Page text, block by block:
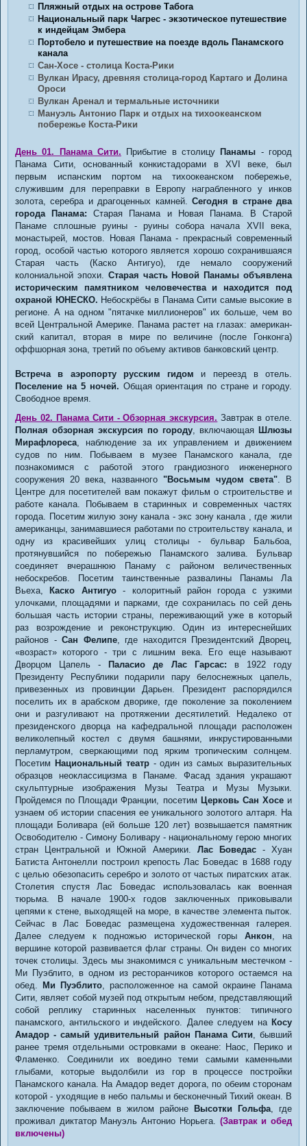
Пляжный отдых на острове Табога
Национальный парк Чагрес - экзотическое путешествие
к индейцам Эмбера
Портобело и путешествие на поезде вдоль Панамского
канала
Сан-Хосе - столица Коста-Рики
Вулкан Ирасу, древняя столица-город Картаго и Долина
Ороси
Вулкан Аренал и термальные источники
Мануэль Антонио Парк и отдых на тихоокеанском
побережье Коста-Рики
День 01. Панама Сити. Прибытие в столицу Панамы - город
Панама Сити, основанный конкистадорами в XVI веке, был
первым испанским портом на тихоокеанском побережье,
служившим для переправки в Европу награбленного у инков
золота, серебра и драгоценных камней. Сегодня в стране два
города Панама: Старая Панама и Новая Панама. В Старой
Панаме сплошные руины - руины собора начала XVII века,
монастырей, мостов. Новая Панама - прекрасный современный
город, особой частью которого является хорошо сохранившаяся
Старая часть (Каско Антигуо), где немало сооружений
колониальной эпохи. Старая часть Новой Панамы объявлена
историческим памятником человечества и находится под
охраной ЮНЕСКО. Небоскрёбы в Панама Сити самые высокие в
регионе. А на одном "пятачке миллионеров" их больше, чем во
всей Центральной Америке. Панама растет на глазах: американ-
ский капитал, вторая в мире по величине (после Гонконга)
оффшорная зона, третий по объему активов банковский центр.
Встреча в аэропорту русским гидом и переезд в отель.
Поселение на 5 ночей. Общая ориентация по стране и городу.
Свободное время.
День 02. Панама Сити - Обзорная экскурсия. Завтрак в отеле.
Полная обзорная экскурсия по городу , включающая Шлюзы
Мирафлореса , наблюдение за их управлением и движением
судов по ним. Побываем в музее Панамского канала, где
познакомимся с работой этого грандиозного инженерного
сооружения 20 века, названного "Восьмым чудом света" . В
Центре для посетителей вам покажут фильм о строительстве и
работе канала. Побываем в старинных и современных частях
города. Посетим жилую зону канала - экс зону канала , где жили
американцы, занимавшиеся работами по строительству канала, и
одну из красивейших улиц столицы - бульвар Бальбоа,
протянувшийся по побережью Панамского залива. Бульвар
соединяет вчерашнюю Панаму с районом величественных
небоскребов. Посетим таинственные развалины Панамы Ла
Вьеха,
Каско Антигуо- колоритный район города с узкими
улочками, площадями и парками, где сохранилась по сей день
большая часть истории страны, переживающий уже в который
раз возрождение и реконструкцию. Один из интереснейших
районов -Сан Фелипе, где находится Президентский Дворец,
«возраст» которого - три с лишним века. Его еще называют
Дворцом Цапель -
Паласио де Лас Гарсас: в 1922 году
Президенту Республики подарили пару белоснежных цапель,
привезенных из провинции Дарьен. Президент распорядился
поселить их в арабском дворике, где поколение за поколением
они и разгуливают на протяжении десятилетий. Недалеко от
президенского дворца на кафедральной площади расположен
великолепный костел с двумя башнями, инкрустированными
перламутром, сверкающими под ярким тропическим солнцем.
Посетим Национальный театр- один из самых выразительных
образцов неоклассицизма в Панаме. Фасад здания украшают
скульптурные изображения Музы Театра и Музы Музыки.
Пройдемся по Площади Франции, посетим Церковь Сан Хосеи
узнаем об истории спасения ее уникального золотого алтаря. На
площади Боливара (ей больше 120 лет) возвышается памятник
Освободителю - Симону Боливару - национальному герою многих
стран Центральной и Южной Америки. Лас Боведас- Хуан
Батиста Антонелли построил крепость Лас Боведас в 1688 году
с целью обезопасить серебро и золото от частых пиратских атак.
Столетия спустя Лас Боведас использовалась как военная
тюрьма. В начале 1900-х годов заключенных приковывали
цепями к стене, выходящей на море, в качестве элемента пыток.
Сейчас в Лас Боведас размещена художественная галерея.
Далее следуем к подножью исторической горы Анкон , на
вершине которой развивается флаг страны. Он виден со многих
точек столицы. Здесь мы знакомимся с уникальным местечком -
Ми Пуэблито, в одном из ресторанчиков которого остаемся на
обед.
Ми Пуэблито, расположенное на самой окраине Панама
Сити, являет собой музей под открытым небом, представляющий
собой реплику старинных населенных пунктов: типичного
панамского, антильского и индейского. Далее следуем на Косу
Амадор - самый удивительный район Панама Сити , бывший
ранее тремя отдельными островками в океане: Наос, Перико и
Фламенко. Соединили их воедино теми самыми каменными
глыбами, которые выдолбили из гор в процессе постройки
Панамского канала. На Амадор ведет дорога, по обеим сторонам
которой - уходящие в небо пальмы и бесконечный Тихий океан. В
заключение побываем в жилом районе
Высотки Гольфа , где
проживал диктатор Мануэль Антонио Норьега. (Завтрак и обед
включены)